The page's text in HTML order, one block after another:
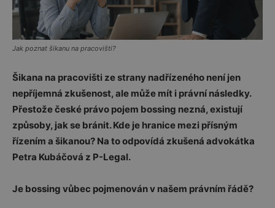
Jak poznat šikanu na pracovišti?
Šikana na pracovišti ze strany nadřízeného není jen
nepříjemná zkušenost, ale může mít i právní následky.
Přestože české právo pojem bossing nezná, existují
způsoby, jak se bránit. Kde je hranice mezi přísným
řízením a šikanou? Na to odpovídá zkušená advokátka
Petra Kubáčová z P-Legal.
Je bossing vůbec pojmenován v našem právním řádě?